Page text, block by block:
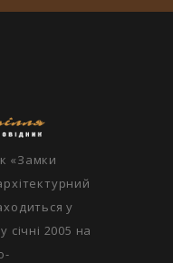
«Замки
у
січні 2005 на